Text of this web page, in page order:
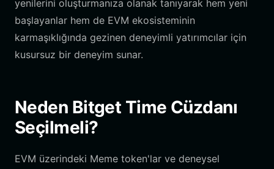
yenilerini oluşturmanıza olanak tanıyarak hem yeni
başlayanlar hem de EVM ekosisteminin
karmaşıklığında gezinen deneyimli yatırımcılar için
kusursuz bir deneyim sunar.
Neden Bitget Time Cüzdanı
Seçilmeli?
EVM üzerindeki Meme token'lar ve deneysel